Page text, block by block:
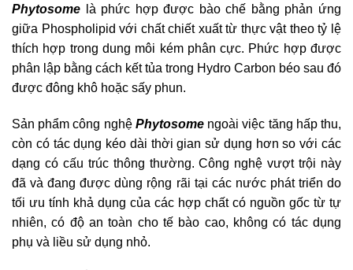
Phytosome là phức hợp được bào chế bằng phản ứng
giữa Phospholipid với chất chiết xuất từ thực vật theo tỷ lệ
thích hợp trong dung môi kém phân cực. Phức hợp được
phân lập bằng cách kết tủa trong Hydro Carbon béo sau đó
được đông khô hoặc sấy phun.
Sản phẩm công nghệ Phytosomengoài việc tăng hấp thu,
còn có tác dụng kéo dài thời gian sử dụng hơn so với các
dạng có cấu trúc thông thường. Công nghệ vượt trội này
đã và đang được dùng rộng rãi tại các nước phát triển do
tối ưu tính khả dụng của các hợp chất có nguồn gốc từ tự
nhiên, có độ an toàn cho tế bào cao, không có tác dụng
phụ và liều sử dụng nhỏ.